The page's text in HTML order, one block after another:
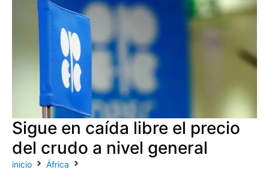
Sigue en caída libre el precio
del crudo a nivel general
inicio
África